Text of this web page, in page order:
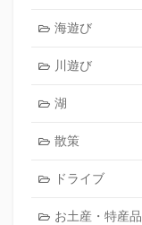
海遊び
川遊び
湖
散策
ドライブ
お土産・特産品